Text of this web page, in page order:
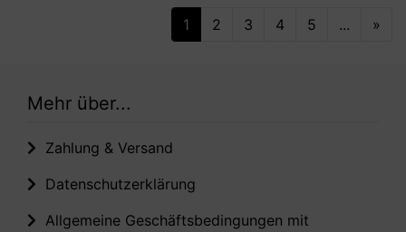
1 2 3 4 5 ... »
Mehr über...
Zahlung & Versand
Datenschutzerklärung
Allgemeine Geschäftsbedingungen mit